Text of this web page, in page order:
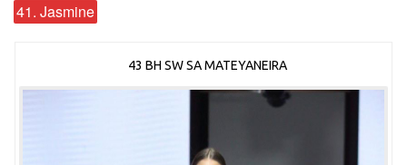
41. Jasmine
43 BH SW SA MATEYANEIRA